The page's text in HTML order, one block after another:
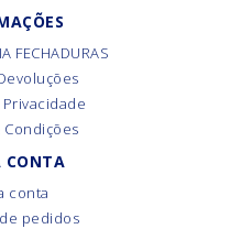
FECHADURAS
CONTA
conta
pedidos